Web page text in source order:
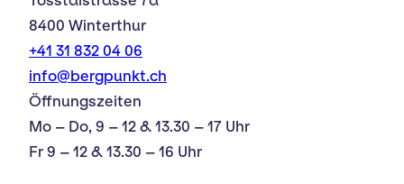
8400 Winterthur
+41 31 832 04 06
info@bergpunkt.ch
Öffnungszeiten
Mo – Do, 9 – 12 & 13.30 – 17 Uhr
Fr 9 – 12 & 13.30 – 16 Uhr